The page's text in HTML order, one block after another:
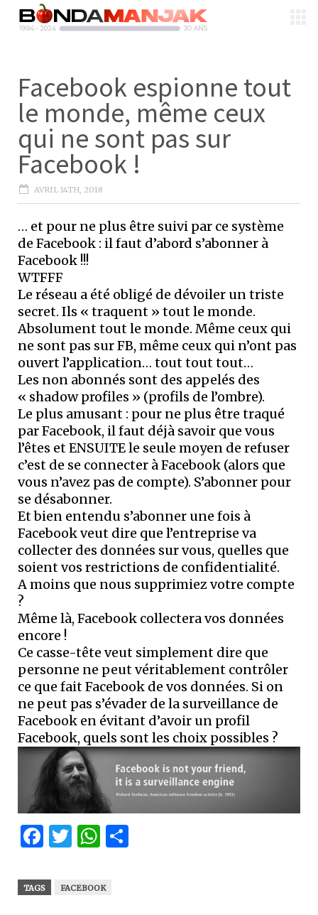
Facebook espionne tout
le monde, même ceux
qui ne sont pas sur
Facebook !
AVRIL 14TH, 2018
… et pour ne plus être suivi par ce système
de Facebook : il faut d’abord s’abonner à
Facebook !!!
WTFFF
Le réseau a été obligé de dévoiler un triste
secret. Ils « traquent » tout le monde.
Absolument tout le monde. Même ceux qui
ne sont pas sur FB, même ceux qui n’ont pas
ouvert l’application… tout tout tout…
Les non abonnés sont des appelés des
« shadow profiles » (profils de l’ombre).
Le plus amusant : pour ne plus être traqué
par Facebook, il faut déjà savoir que vous
l’êtes et ENSUITE le seule moyen de refuser
c’est de se connecter à Facebook (alors que
vous n’avez pas de compte). S’abonner pour
se désabonner.
Et bien entendu s’abonner une fois à
Facebook veut dire que l’entreprise va
collecter des données sur vous, quelles que
soient vos restrictions de confidentialité.
A moins que nous supprimiez votre compte
?
Même là, Facebook collectera vos données
encore !
Ce casse-tête veut simplement dire que
personne ne peut véritablement contrôler
ce que fait Facebook de vos données. Si on
ne peut pas s’évader de la surveillance de
Facebook en évitant d’avoir un profil
Facebook, quels sont les choix possibles ?
Facebook
Twitter
WhatsApp
TAGS FACEBOOK